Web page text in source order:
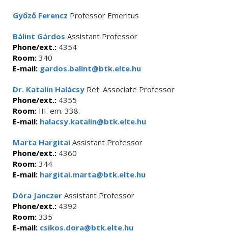
Győző Ferencz Professor Emeritus
Bálint Gárdos Assistant Professor
Phone/ext.: 4354
Room: 340
E-mail: gardos.balint@btk.elte.hu
Dr. Katalin Halácsy Ret. Associate Professor
Phone/ext.: 4355
Room: III. em. 338.
E-mail: halacsy.katalin@btk.elte.hu
Marta Hargitai Assistant Professor
Phone/ext.: 4360
Room: 344
E-mail: hargitai.marta@btk.elte.hu
Dóra Janczer Assistant Professor
Phone/ext.: 4392
Room: 335
E-mail: csikos.dora@btk.elte.hu